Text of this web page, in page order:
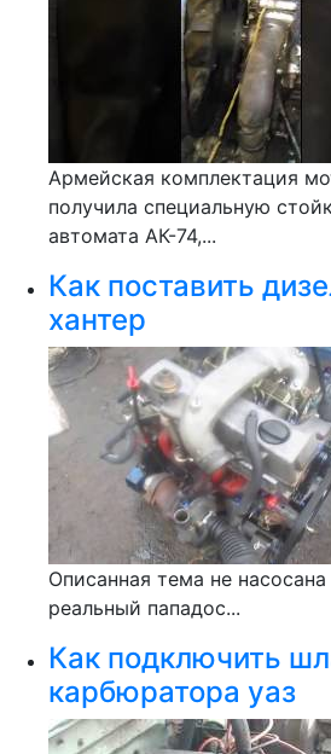
Армейская комплектация
получила специальную
автомата АК-74,...
Как поставить
хантер
Описанная тема не
реальный пападос...
Как подключить
карбюратора уаз